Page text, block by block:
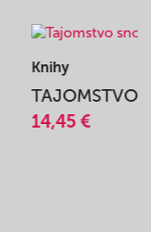
Knihy
TAJOMSTVO
14,45 €